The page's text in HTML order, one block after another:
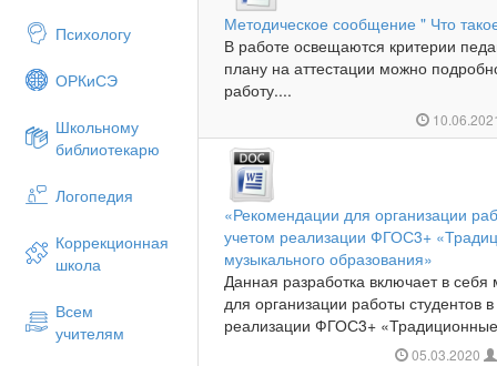
Психологу
ОРКиСЭ
Школьному
библиотекарю
Логопедия
Коррекционная
школа
Всем
учителям
Методическое сообщение " Что
В работе освещаются критерии
плану на аттестации можно
работу....
«Рекомендации для организации
учетом реализации ФГОС3+
музыкального образования»
Данная разработка включает в
для организации работы студентов
реализации ФГОС3+
05.03.2020